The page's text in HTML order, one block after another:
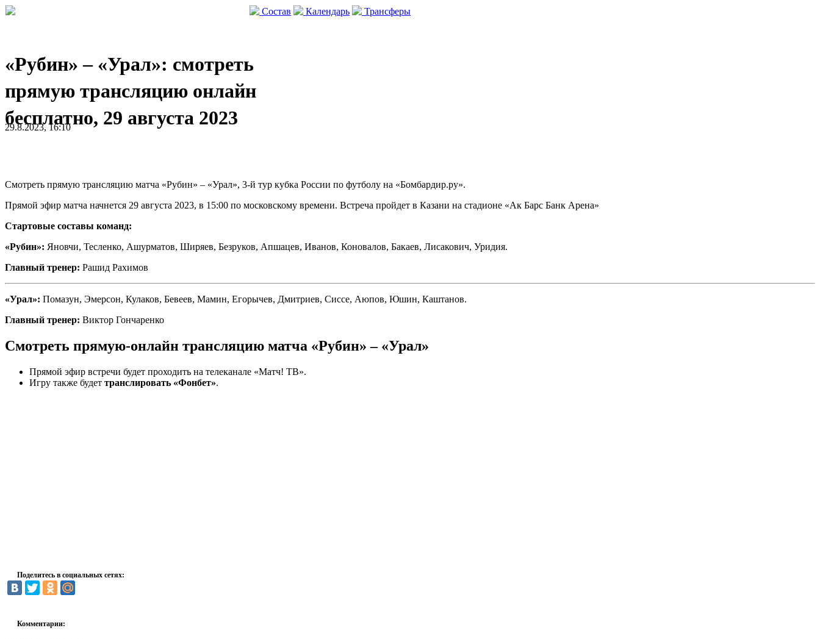
Состав Календарь Трансферы
«Рубин» – «Урал»: смотреть
прямую трансляцию онлайн
бесплатно, 29 августа 2023
29.8.2023, 16:10
Смотреть прямую трансляцию матча «Рубин» – «Урал», 3-й тур кубка России по футболу на «Бомбардир.ру».
Прямой эфир матча начнется 29 августа 2023, в 15:00 по московскому времени. Встреча пройдет в Казани на стадионе «Ак Барс Банк Арена»
Стартовые составы команд:
«Рубин»: Яновчи, Тесленко, Ашурматов, Ширяев, Безруков, Апшацев, Иванов, Коновалов, Бакаев, Лисакович, Уридия.
Главный тренер: Рашид Рахимов
«Урал»: Помазун, Эмерсон, Кулаков, Бевеев, Мамин, Егорычев, Дмитриев, Сиссе, Аюпов, Юшин, Каштанов.
Главный тренер: Виктор Гончаренко
Смотреть прямую-онлайн трансляцию матча «Рубин» – «Урал»
Прямой эфир встречи будет проходить на телеканале «Матч! ТВ».
Игру также будет транслировать «Фонбет».
Поделитесь в социальных сетях:
Комментарии: